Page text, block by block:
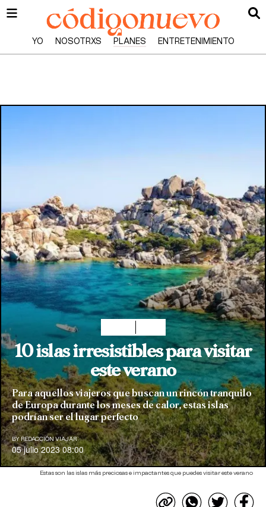
YO NOSOTRXS PLANES ENTRETENIMIENTO
Estas son las islas más preciosas e impactantes que puedes visitar este verano
10 islas irresistibles para visitar
este verano
Para aquellos viajeros que buscan un rincón tranquilo
de Europa durante los meses de calor, estas islas
podrían ser el lugar perfecto
BY REDACCIÓN VIAJAR
05 julio 2023 08:00